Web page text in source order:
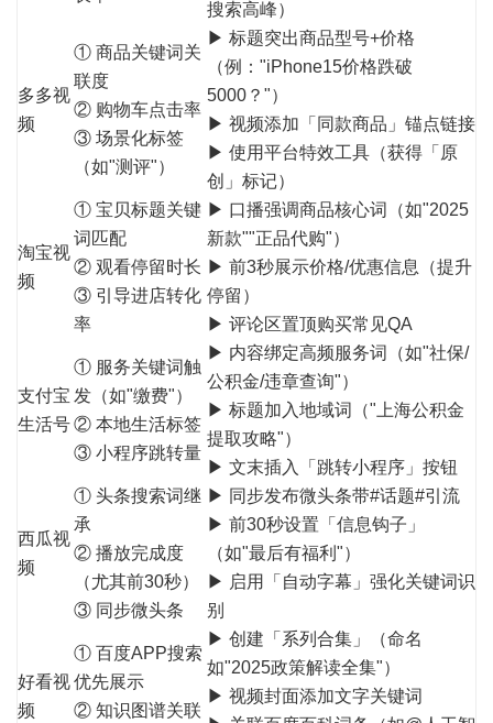
搜索高峰）
多多视
频
① 商品关键词关
联度
② 购物车点击率
③ 场景化标签
（如"测评"）
▶ 标题突出商品型号+价格
（例："iPhone15价格跌破
5000？"）
▶ 视频添加「同款商品」锚点链接
▶ 使用平台特效工具（获得「原
创」标记）
淘宝视
频
① 宝贝标题关键
词匹配
② 观看停留时长
③ 引导进店转化
率
▶ 口播强调商品核心词（如"2025
新款""正品代购"）
▶ 前3秒展示价格/优惠信息（提升
停留）
▶ 评论区置顶购买常见QA
支付宝
生活号
① 服务关键词触
发（如"缴费"）
② 本地生活标签
③ 小程序跳转量
▶ 内容绑定高频服务词（如"社保/
公积金/违章查询"）
▶ 标题加入地域词（"上海公积金
提取攻略"）
▶ 文末插入「跳转小程序」按钮
西瓜视
频
① 头条搜索词继
承
② 播放完成度
（尤其前30秒）
③ 同步微头条
▶ 同步发布微头条带#话题#引流
▶ 前30秒设置「信息钩子」
（如"最后有福利"）
▶ 启用「自动字幕」强化关键词识
别
好看视
频
① 百度APP搜索
优先展示
② 知识图谱关联
▶ 创建「系列合集」（命名
如"2025政策解读全集"）
▶ 视频封面添加文字关键词